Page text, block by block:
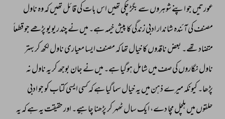
عورتیں جو اپنے شوہروں سے بگڑ چکی تھیں اس بات کی قائل تھیں کہ وہ ناول
مصنف کی آئندہ شاندار ادبی زندگی کا پیش خیمہ ہے۔ میں نے چند ریویو پڑھے جو قطعاً
متضاد تھے۔ بعض ناقدوں کا خیال تھا کہ مصنف ایسا معیاری ناول لکھ کر بہتر
ناول نگاروں کی صف میں شامل ہوگیا ہے۔ میں نے جان بوجھ کر یہ ناول نہ
پڑھا۔ کیونکہ میرے ذہن میں یہ خیال سما گیا ہے کہ کسی ایسی کتاب کو جو ادبی
حلقوں میں ہلچل مچا دے، ایک سال ٹھہر کر پڑھنا چاہیے۔ اور حقیقت یہ ہے کہ یہ